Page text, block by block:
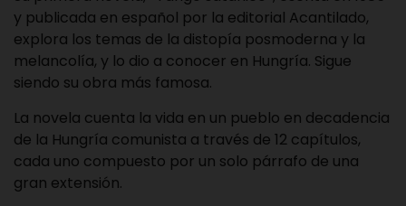
y publicada en español por la editorial Acantilado,
explora los temas de la distopía posmoderna y la
melancolía, y lo dio a conocer en Hungría. Sigue
siendo su obra más famosa.
La novela cuenta la vida en un pueblo en decadencia
de la Hungría comunista a través de 12 capítulos,
cada uno compuesto por un solo párrafo de una
gran extensión.